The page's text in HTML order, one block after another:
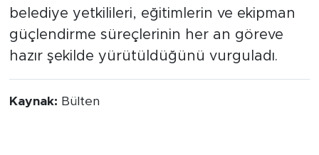
belediye yetkilileri, eğitimlerin ve ekipman
güçlendirme süreçlerinin her an göreve
hazır şekilde yürütüldüğünü vurguladı.
Kaynak: Bülten